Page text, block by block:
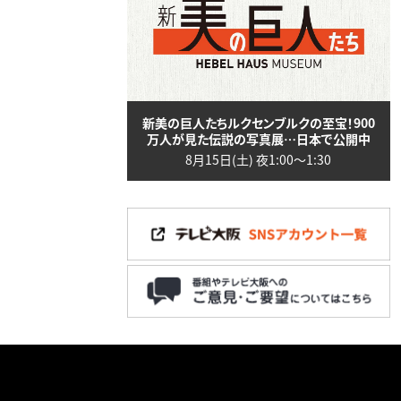
新美の巨人たちルクセンブルクの至宝！900
万人が見た伝説の写真展…日本で公開中
8月15日(土) 夜1:00〜1:30